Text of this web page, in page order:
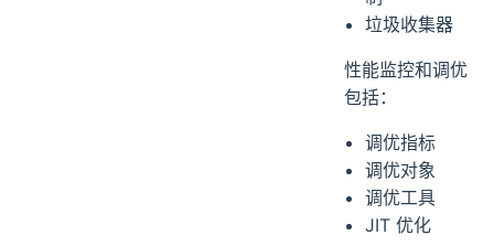
垃圾收集器
性能监控和调优
包括：
调优指标
调优对象
调优工具
JIT 优化